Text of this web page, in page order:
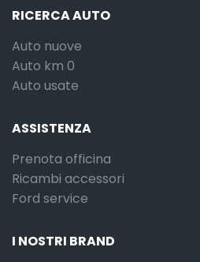
RICERCA AUTO
Auto nuove
Auto km 0
Auto usate
ASSISTENZA
Prenota officina
Ricambi accessori
Ford service
I NOSTRI BRAND